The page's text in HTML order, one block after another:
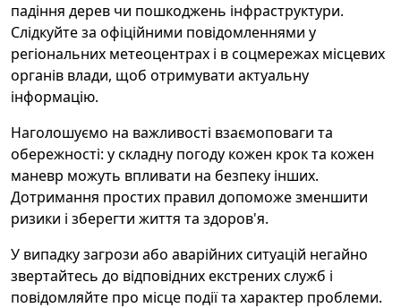
падіння дерев чи пошкоджень інфраструктури.
Слідкуйте за офіційними повідомленнями у
регіональних метеоцентрах і в соцмережах місцевих
органів влади, щоб отримувати актуальну
інформацію.
Наголошуємо на важливості взаємоповаги та
обережності: у складну погоду кожен крок та кожен
маневр можуть впливати на безпеку інших.
Дотримання простих правил допоможе зменшити
ризики і зберегти життя та здоров'я.
У випадку загрози або аварійних ситуацій негайно
звертайтесь до відповідних екстрених служб і
повідомляйте про місце події та характер проблеми.